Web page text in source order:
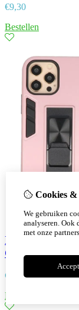
€9,30
Bestellen
Iphone 12 Pro
Color Roze
€
9,30
Bestellen
Cookies
We gebruiken
analyseren. Ook
met onze